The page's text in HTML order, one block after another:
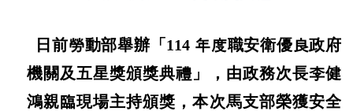
日前勞動部舉辦「114 年度職安衛優良政府
機關及五星獎頒獎典禮」，由政務次長李健
鴻親臨現場主持頒獎，本次馬支部榮獲安全